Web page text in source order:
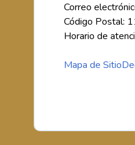
Correo
Código Postal:
Horario de
Mapa de Sitio